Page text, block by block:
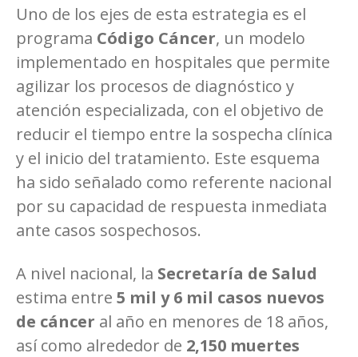
Uno de los ejes de esta estrategia es el
programa Código Cáncer, un modelo
implementado en hospitales que permite
agilizar los procesos de diagnóstico y
atención especializada, con el objetivo de
reducir el tiempo entre la sospecha clínica
y el inicio del tratamiento. Este esquema
ha sido señalado como referente nacional
por su capacidad de respuesta inmediata
ante casos sospechosos.
A nivel nacional, la Secretaría de Salud
estima entre 5 mil y 6 mil casos nuevos
de cáncer al año en menores de 18 años,
así como alrededor de 2,150 muertes